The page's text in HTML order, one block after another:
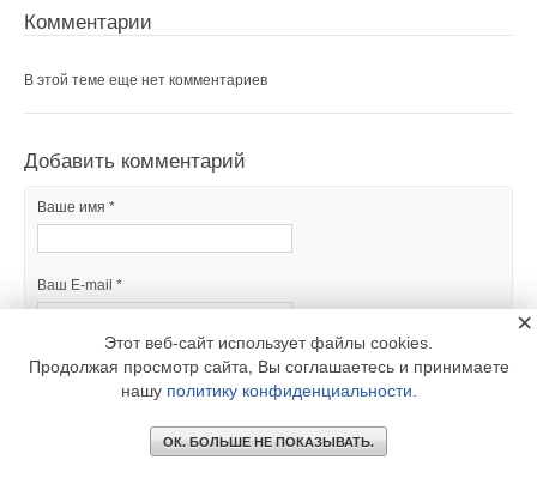
Комментарии
В этой теме еще нет комментариев
Добавить комментарий
Ваше имя *
Ваш E-mail *
Текст комментария
Этот веб-сайт использует файлы cookies.
Продолжая просмотр сайта, Вы соглашаетесь и принимаете
нашу политику конфиденциальности
ОК. БОЛЬШЕ НЕ ПОКАЗЫВАТЬ.
×